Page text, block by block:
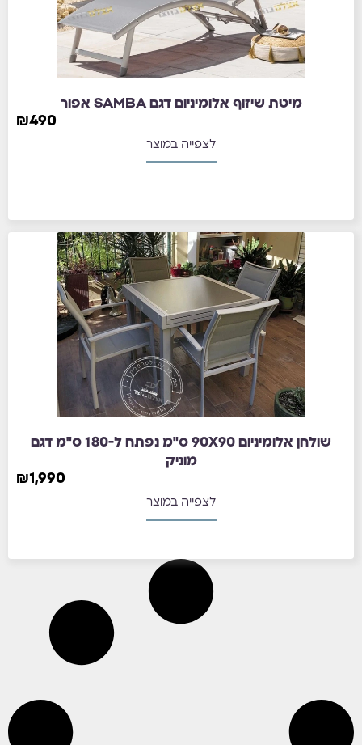
מיטת שיזוף אלומיניום דגם SAMBA אפור
₪490
לצפייה במוצר
שולחן אלומיניום 90X90 ס"מ נפתח ל-180 ס"מ דגם
מוניק
₪1,990
לצפייה במוצר